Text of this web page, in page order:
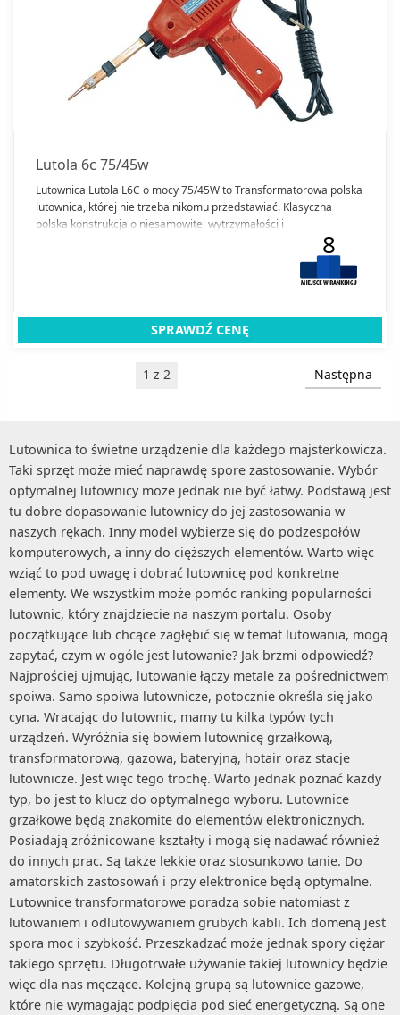
Lutola 6c 75/45w
Lutownica Lutola L6C o mocy 75/45W to Transformatorowa polska
lutownica, której nie trzeba nikomu przedstawiać. Klasyczna
polska konstrukcja o niesamowitej wytrzymałości i
8
SPRAWDŹ CENĘ
1 z 2 Następna
Lutownica to świetne urządzenie dla każdego majsterkowicza.
Taki sprzęt może mieć naprawdę spore zastosowanie. Wybór
optymalnej lutownicy może jednak nie być łatwy. Podstawą jest
tu dobre dopasowanie lutownicy do jej zastosowania w
naszych rękach. Inny model wybierze się do podzespołów
komputerowych, a inny do cięższych elementów. Warto więc
wziąć to pod uwagę i dobrać lutownicę pod konkretne
elementy. We wszystkim może pomóc ranking popularności
lutownic, który znajdziecie na naszym portalu. Osoby
początkujące lub chcące zagłębić się w temat lutowania, mogą
zapytać, czym w ogóle jest lutowanie? Jak brzmi odpowiedź?
Najprościej ujmując, lutowanie łączy metale za pośrednictwem
spoiwa. Samo spoiwa lutownicze, potocznie określa się jako
cyna. Wracając do lutownic, mamy tu kilka typów tych
urządzeń. Wyróżnia się bowiem lutownicę grzałkową,
transformatorową, gazową, bateryjną, hotair oraz stacje
lutownicze. Jest więc tego trochę. Warto jednak poznać każdy
typ, bo jest to klucz do optymalnego wyboru. Lutownice
grzałkowe będą znakomite do elementów elektronicznych.
Posiadają zróżnicowane kształty i mogą się nadawać również
do innych prac. Są także lekkie oraz stosunkowo tanie. Do
amatorskich zastosowań i przy elektronice będą optymalne.
Lutownice transformatorowe poradzą sobie natomiast z
lutowaniem i odlutowywaniem grubych kabli. Ich domeną jest
spora moc i szybkość. Przeszkadzać może jednak spory ciężar
takiego sprzętu. Długotrwałe używanie takiej lutownicy będzie
więc dla nas męczące. Kolejną grupą są lutownice gazowe,
które nie wymagając podpięcia pod sieć energetyczną. Są one